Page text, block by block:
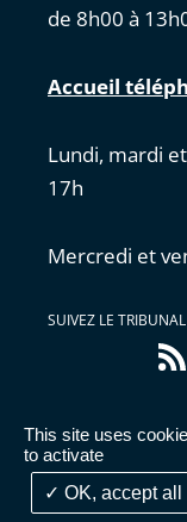
This site uses
to activate
OK, accept all
de 8h00 à
Accueil
Lundi, mardi
17h
Mercredi et
SUIVEZ LE
Flux
RSS
Accessibilité :
légales|Cookies